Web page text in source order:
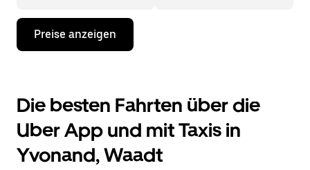
Drücke
Nach-
mit
dem
Kalender
zu
interagieren
und
Preise anzeigen
Die besten Fahrten über die
Uber App und mit Taxis in
Yvonand, Waadt